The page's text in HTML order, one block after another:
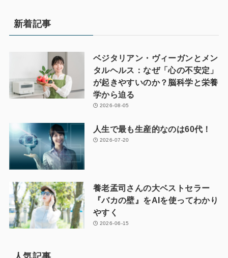
新着記事
ベジタリアン・ヴィーガンとメン
タルヘルス：なぜ「心の不安定」
が起きやすいのか？脳科学と栄養
学から迫る
2026-08-05
人生で最も生産的なのは60代！
2026-07-20
養老孟司さんの大ベストセラー
『バカの壁』をAIを使ってわかり
やすく
2026-06-15